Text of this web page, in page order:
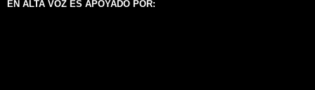
EN ALTA VOZ ES APOYADO POR: